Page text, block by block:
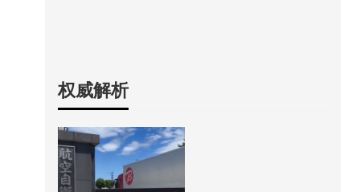
权威解析